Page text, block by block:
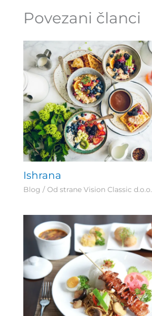
Povezani članci
Ishrana
Blog / Od strane Vision Classic d.o.o.